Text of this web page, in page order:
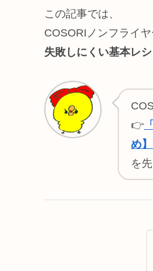
この記事では、
COSORIノンフライ
失敗しにくい基本レ
👉
め】
を